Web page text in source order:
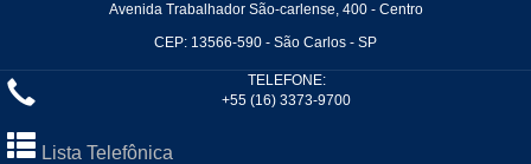
Avenida Trabalhador São-carlense, 400 - Centro
CEP: 13566-590 - São Carlos - SP
TELEFONE:
+55 (16) 3373-9700
Lista Telefônica